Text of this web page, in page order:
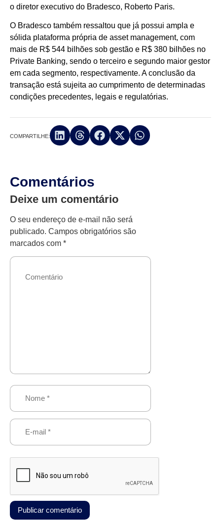
o diretor executivo do Bradesco, Roberto Paris.
O Bradesco também ressaltou que já possui ampla e
sólida plataforma própria de asset management, com
mais de R$ 544 bilhões sob gestão e R$ 380 bilhões no
Private Banking, sendo o terceiro e segundo maior gestor
em cada segmento, respectivamente. A conclusão da
transação está sujeita ao cumprimento de determinadas
condições precedentes, legais e regulatórias.
COMPARTILHE:
Comentários
Deixe um comentário
O seu endereço de e-mail não será
publicado. Campos obrigatórios são
marcados com *